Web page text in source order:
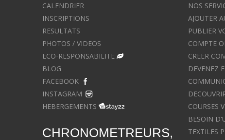
CALENDRIER
INSCRIPTIONS
RESULTATS
PHOTOS / VIDEOS
ECO-RESPONSABILITE
BLOG
FACEBOOK
INSTAGRAM
HEBERGEMENTS
CHRONOMETREURS,
NOS
AJOUTER
PUBLIER
COMPTE
CREER
DEVENEZ
COURSES
BESOIN
TEXTILES